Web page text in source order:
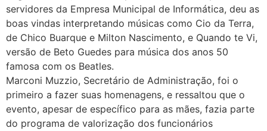
servidores da Empresa Municipal de Informática, deu as
boas vindas interpretando músicas como Cio da Terra,
de Chico Buarque e Milton Nascimento, e Quando te Vi,
versão de Beto Guedes para música dos anos 50
famosa com os Beatles.
Marconi Muzzio, Secretário de Administração, foi o
primeiro a fazer suas homenagens, e ressaltou que o
evento, apesar de específico para as mães, fazia parte
do programa de valorização dos funcionários